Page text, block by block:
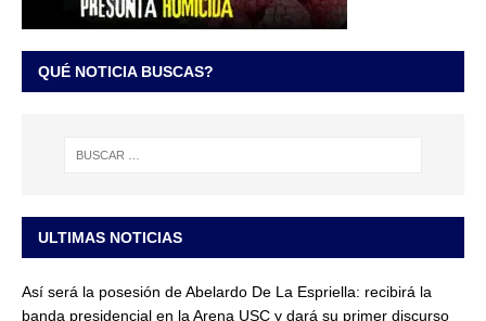
QUÉ NOTICIA BUSCAS?
ULTIMAS NOTICIAS
Así será la posesión de Abelardo De La Espriella: recibirá la
banda presidencial en la Arena USC y dará su primer discurso